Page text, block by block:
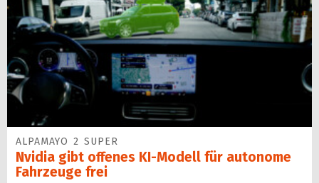
ALPAMAYO 2 SUPER
Nvidia gibt offenes KI-Modell für autonome
Fahrzeuge frei